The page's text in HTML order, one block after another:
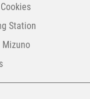
Station
Mizuno